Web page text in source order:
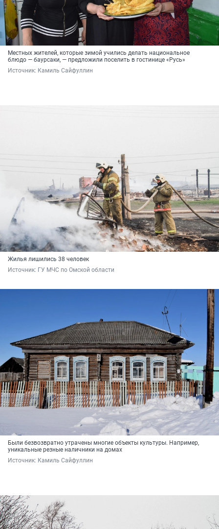
Местных жителей, которые зимой учились делать национальное
блюдо — баурсаки, — предложили поселить в гостинице «Русь»
Источник: Камиль Сайфуллин
Жилья лишились 38 человек
Источник: ГУ МЧС по Омской области
Были безвозвратно утрачены многие объекты культуры. Например,
уникальные резные наличники на домах
Источник: Камиль Сайфуллин